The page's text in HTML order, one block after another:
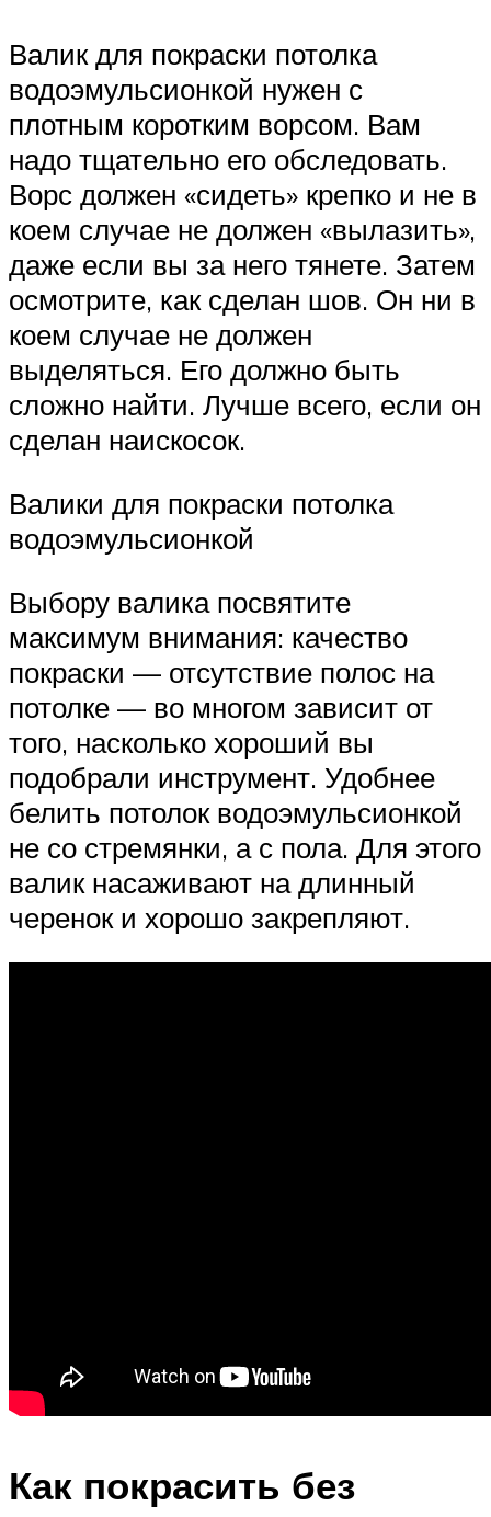
Валик для покраски потолка
водоэмульсионкой нужен с
плотным коротким ворсом. Вам
надо тщательно его обследовать.
Ворс должен «сидеть» крепко и не в
коем случае не должен «вылазить»,
даже если вы за него тянете. Затем
осмотрите, как сделан шов. Он ни в
коем случае не должен
выделяться. Его должно быть
сложно найти. Лучше всего, если он
сделан наискосок.
Валики для покраски потолка
водоэмульсионкой
Выбору валика посвятите
максимум внимания: качество
покраски — отсутствие полос на
потолке — во многом зависит от
того, насколько хороший вы
подобрали инструмент. Удобнее
белить потолок водоэмульсионкой
не со стремянки, а с пола. Для этого
валик насаживают на длинный
черенок и хорошо закрепляют.
Как покрасить без